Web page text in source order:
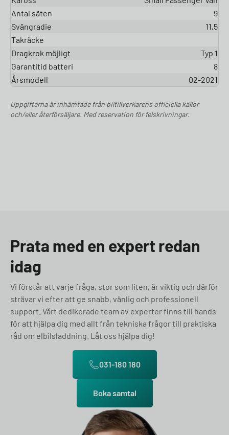
Antal säten
9
Svängradie
11,5
Takräcke
Dragkrok möjligt
Typ 1
Garantitid batteri
8
Årsmodell
02-2021
Uppgifterna är inhämtade från biltillverkarens officiella källor
och/eller återförsäljare. Med reservation för felskrivningar.
Prata med en expert redan
idag
Vi förstår att varje fråga, stor som liten, är viktig och därför
strävar vi efter att ge snabb, vänlig och professionell
support. Vårt dedikerade team av experter finns till hands
för att hjälpa dig med allt från tekniska frågor till praktiska
råd om elbilsladdning. Låt oss hjälpa dig!
031-180 180
Boka samtal